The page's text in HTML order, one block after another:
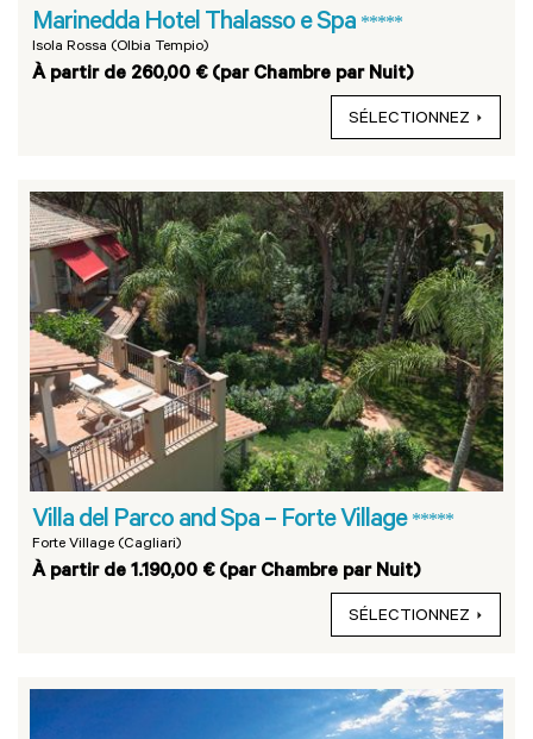
Marinedda Hotel Thalasso e Spa *****
Isola Rossa (Olbia Tempio)
À partir de 260,00 € (par Chambre par Nuit)
SÉLECTIONNEZ
Villa del Parco and Spa – Forte Village *****
Forte Village (Cagliari)
À partir de 1.190,00 € (par Chambre par Nuit)
SÉLECTIONNEZ